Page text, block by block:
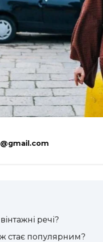
речі?
стає популярним?